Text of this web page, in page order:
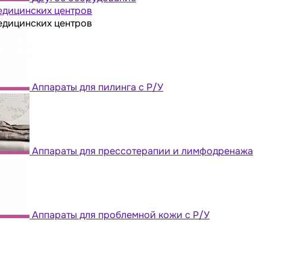
центров
центров
Аппараты для пилинга с Р/У
Аппараты для прессотерапии и лимфодренажа
Аппараты для проблемной кожи с Р/У